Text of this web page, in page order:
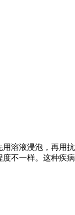
用溶液浸泡，再用抗
不一样。这种疾病